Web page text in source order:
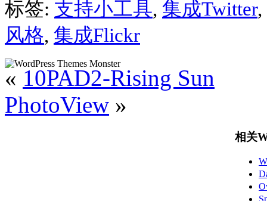
标签: 支持小工具, 集成Twitter,
风格, 集成Flickr
« 10PAD2-Rising Sun
PhotoView »
相关